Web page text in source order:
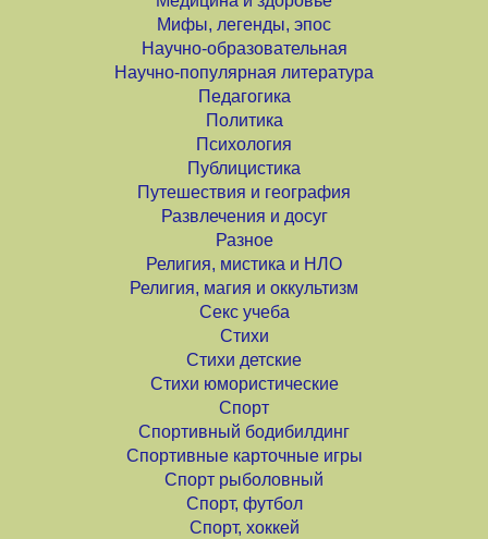
Мифы, легенды, эпос
Научно-образовательная
Научно-популярная литература
Педагогика
Политика
Психология
Публицистика
Путешествия и география
Развлечения и досуг
Разное
Религия, мистика и НЛО
Религия, магия и оккультизм
Секс учеба
Стихи
Стихи детские
Стихи юмористические
Спорт
Спортивный бодибилдинг
Спортивные карточные игры
Спорт рыболовный
Спорт, футбол
Спорт, хоккей